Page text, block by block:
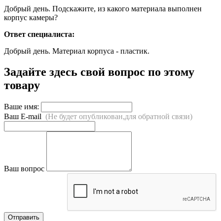
Добрый день. Подскажите, из какого материала выполнен
корпус камеры?
Ответ специалиста:
Добрый день. Материал корпуса - пластик.
Задайте здесь свой вопрос по этому
товару
Ваше имя:
Ваш E-mail (Не будет опубликован,для обратной связи)
Ваш вопрос
Отправить